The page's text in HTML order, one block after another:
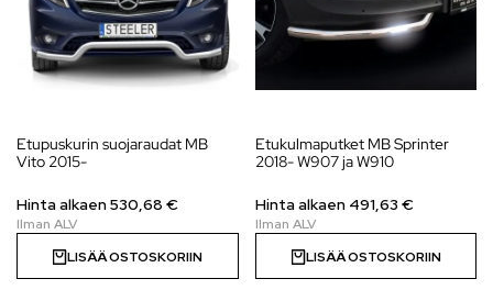
Etupuskurin suojaraudat MB
Vito 2015-
Hinta alkaen530,68 €
LISÄÄ OSTOSKORIIN
Etukulmaputket MB Sprinter
2018- W907 ja W910
Hinta alkaen 491,63 €
LISÄÄ OSTOSKORIIN